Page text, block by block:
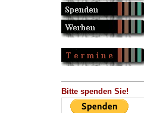
Bitte spenden Sie!